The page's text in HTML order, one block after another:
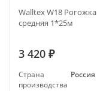
Walltex W18 Рогожка
средняя 1*25м
3 420 ₽
Страна
производства
Россия